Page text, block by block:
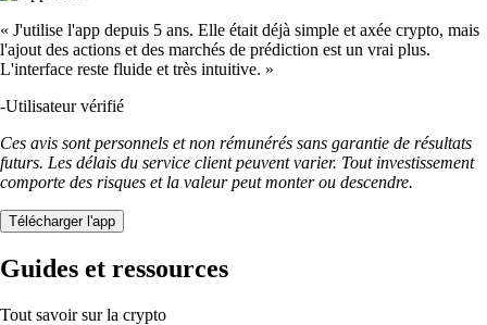
« J'utilise l'app depuis 5 ans. Elle était déjà simple et axée crypto, mais
l'ajout des actions et des marchés de prédiction est un vrai plus.
L'interface reste fluide et très intuitive. »
-Utilisateur vérifié
Ces avis sont personnels et non rémunérés sans garantie de résultats
futurs. Les délais du service client peuvent varier. Tout investissement
comporte des risques et la valeur peut monter ou descendre.
Télécharger l'app
Guides et ressources
Tout savoir sur la crypto